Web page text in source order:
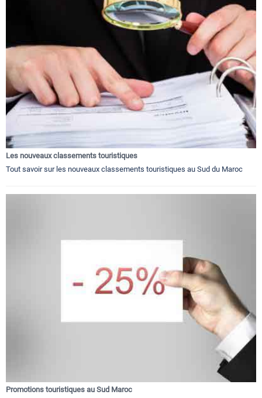
Les nouveaux classements touristiques
Tout savoir sur les nouveaux classements touristiques au Sud du Maroc
Promotions touristiques au Sud Maroc